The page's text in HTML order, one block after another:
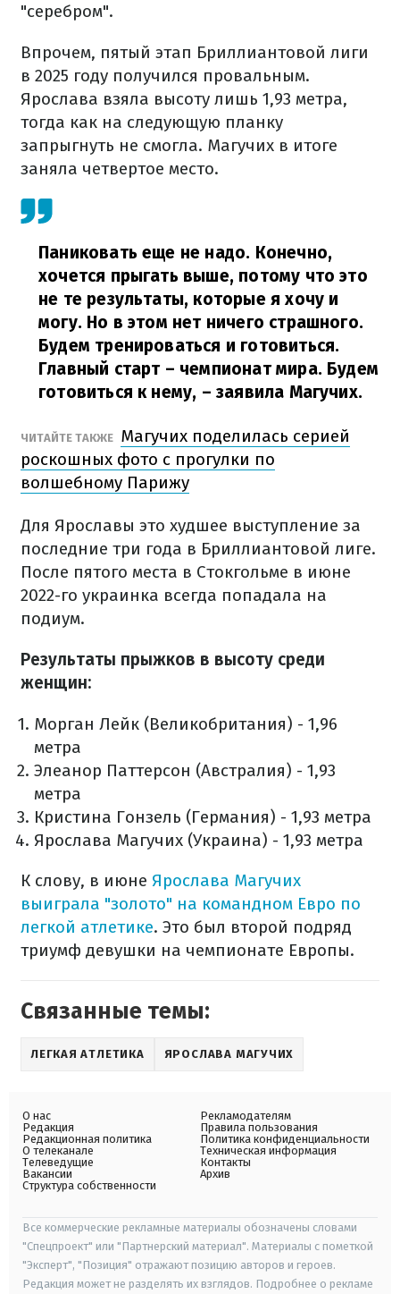
"серебром".
Впрочем, пятый этап Бриллиантовой лиги
в 2025 году получился провальным.
Ярослава взяла высоту лишь 1,93 метра,
тогда как на следующую планку
запрыгнуть не смогла. Магучих в итоге
заняла четвертое место.
Паниковать еще не надо. Конечно,
хочется прыгать выше, потому что это
не те результаты, которые я хочу и
могу. Но в этом нет ничего страшного.
Будем тренироваться и готовиться.
Главный старт – чемпионат мира. Будем
готовиться к нему, – заявила Магучих.
ЧИТАЙТЕ ТАКЖЕ Магучих поделилась серией
роскошных фото с прогулки по
волшебному Парижу
Для Ярославы это худшее выступление за
последние три года в Бриллиантовой лиге.
После пятого места в Стокгольме в июне
2022-го украинка всегда попадала на
подиум.
Результаты прыжков в высоту среди
женщин:
Морган Лейк (Великобритания) - 1,96
метра
Элеанор Паттерсон (Австралия) - 1,93
метра
Кристина Гонзель (Германия) - 1,93 метра
Ярослава Магучих (Украина) - 1,93 метра
К слову, в июне Ярослава Магучих
выиграла "золото" на командном Евро по
легкой атлетике. Это был второй подряд
триумф девушки на чемпионате Европы.
Связанные темы:
ЛЕГКАЯ АТЛЕТИКА ЯРОСЛАВА МАГУЧИХ
О нас
Редакция
Редакционная политика
О телеканале
Телеведущие
Вакансии
Структура собственности
Рекламодателям
Правила пользования
Политика конфиденциальности
Техническая информация
Контакты
Архив
Все коммерческие рекламные материалы обозначены словами
"Спецпроект" или "Партнерский материал". Материалы с пометкой
"Эксперт", "Позиция" отражают позицию авторов и героев.
Редакция может не разделять их взглядов. Подробнее о рекламе